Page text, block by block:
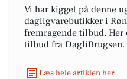
Vi har kigget på denne
dagligvarebutikker i
fremragende tilbud. Her
tilbud fra DagliBrugsen.
Læs hele artiklen her